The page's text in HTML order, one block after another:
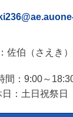
佐伯（さえき）
間：9:00～
日：土日祝祭日